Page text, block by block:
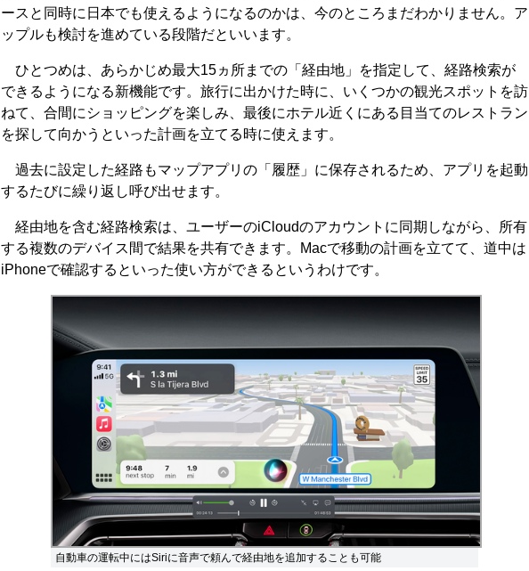
ースと同時に日本でも使えるようになるのかは、今のところまだわかりません。ア
ップルも検討を進めている段階だといいます。
ひとつめは、あらかじめ最大15ヵ所までの「経由地」を指定して、経路検索が
できるようになる新機能です。旅行に出かけた時に、いくつかの観光スポットを訪
ねて、合間にショッピングを楽しみ、最後にホテル近くにある目当てのレストラン
を探して向かうといった計画を立てる時に使えます。
過去に設定した経路もマップアプリの「履歴」に保存されるため、アプリを起動
するたびに繰り返し呼び出せます。
経由地を含む経路検索は、ユーザーのiCloudのアカウントに同期しながら、所有
する複数のデバイス間で結果を共有できます。Macで移動の計画を立てて、道中は
iPhoneで確認するといった使い方ができるというわけです。
自動車の運転中にはSiriに音声で頼んで経由地を追加することも可能